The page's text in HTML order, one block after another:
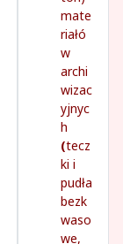
mate
riałó
w
archi
wizac
yjnyc
h
(tecz
ki i
pudła
bezk
waso
we,